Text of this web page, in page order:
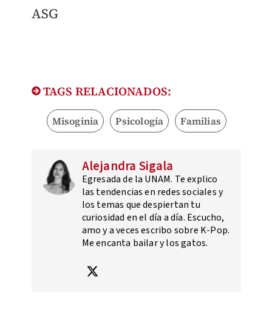
ASG
TAGS RELACIONADOS:
Misoginia Psicología Familias
Alejandra Sigala
Egresada de la UNAM. Te explico
las tendencias en redes sociales y
los temas que despiertan tu
curiosidad en el día a día. Escucho,
amo y a veces escribo sobre K-Pop.
Me encanta bailar y los gatos.